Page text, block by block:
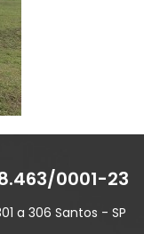
0001-23
a 306 Santos - SP